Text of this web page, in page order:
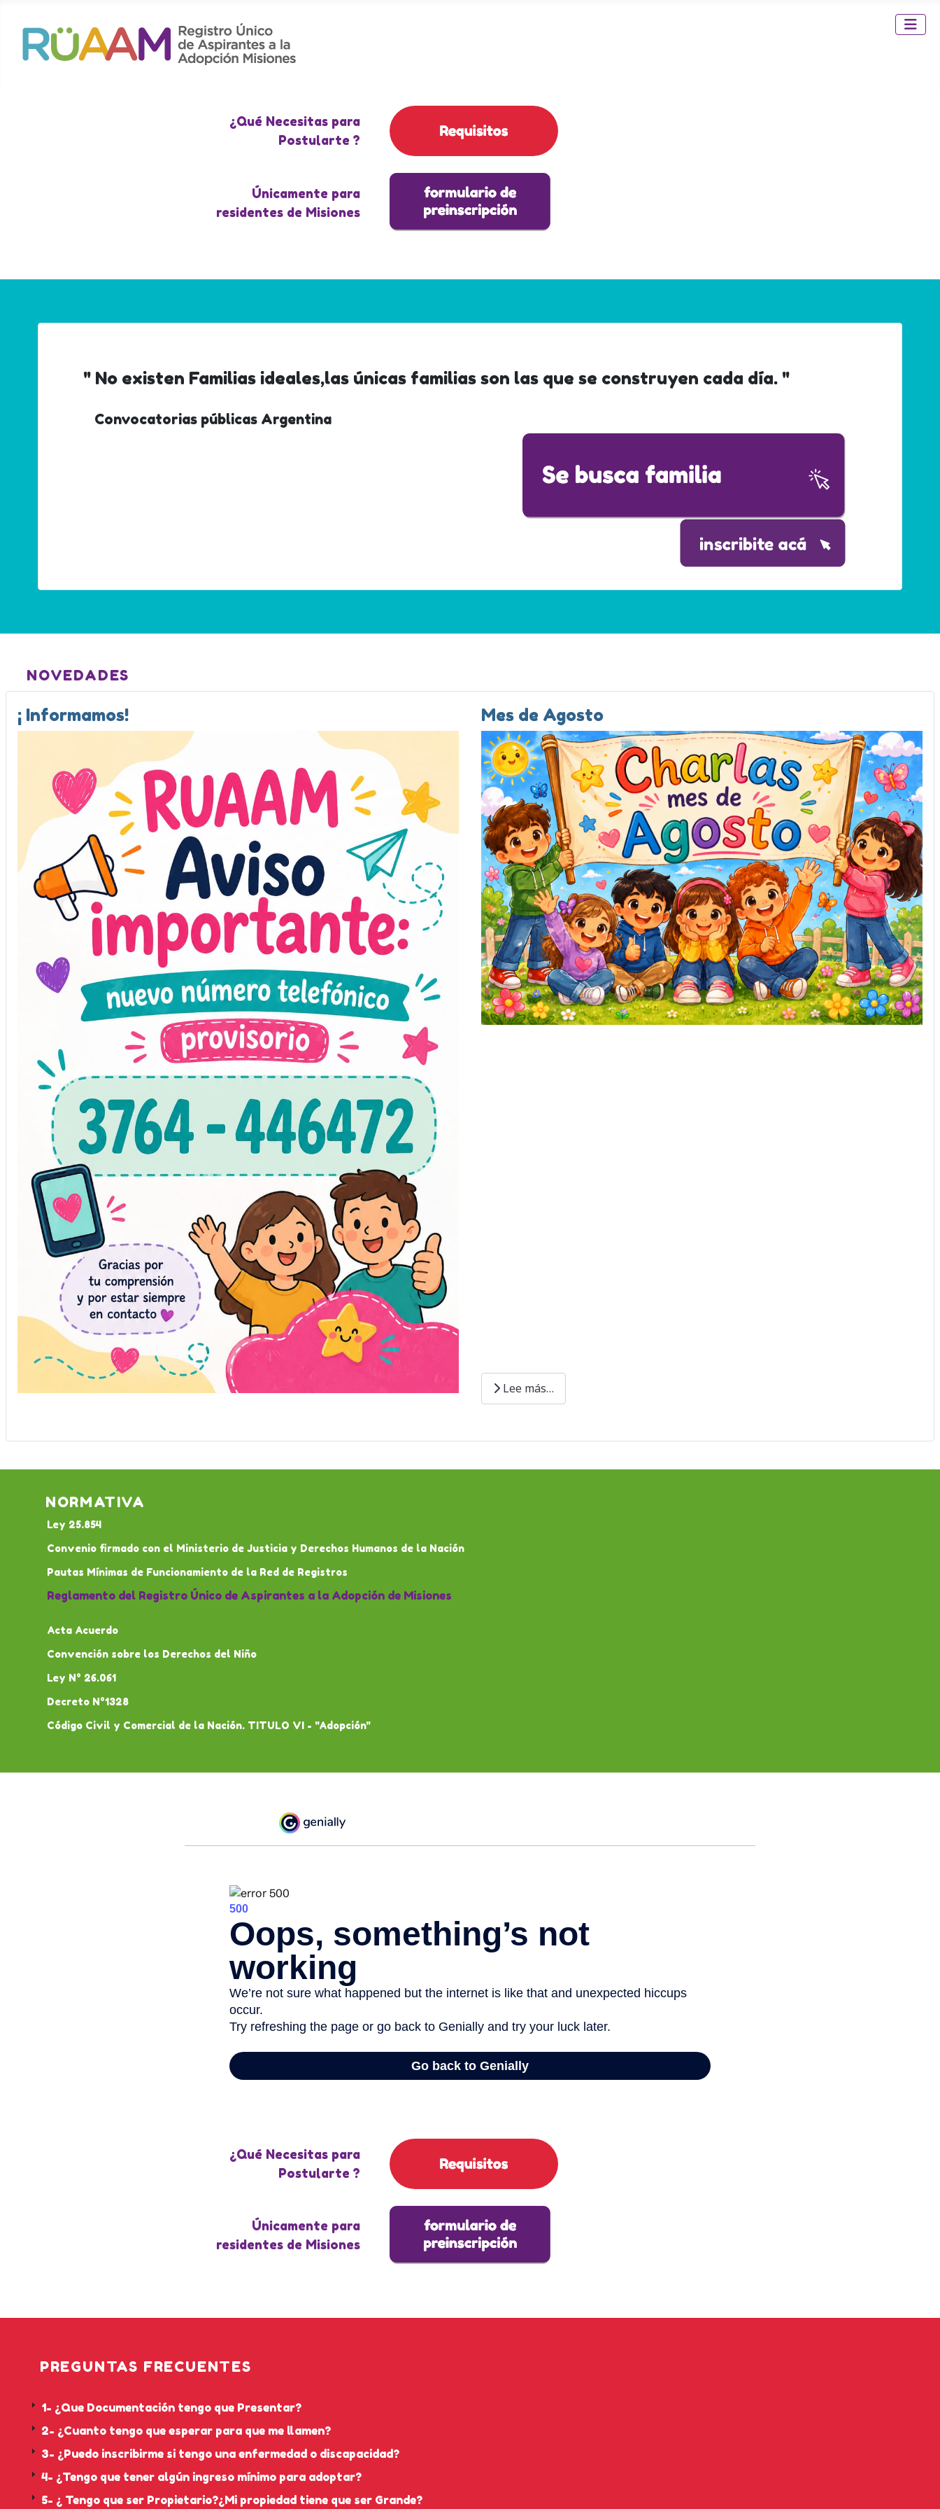
¿Qué Necesitas para
Postularte ?
Únicamente para
residentes de Misiones
" No existen Familias ideales,las únicas familias son las que se construyen cada día. "
Convocatorias públicas Argentina
NOVEDADES
¡ Informamos! Mes de Agosto
Lee más…
NORMATIVA
Ley 25.854
Convenio firmado con el Ministerio de Justicia y Derechos Humanos de la Nación
Pautas Mínimas de Funcionamiento de la Red de Registros
Reglamento del Registro Único de Aspirantes a la Adopción de Misiones
Acta Acuerdo
Convención sobre los Derechos del Niño
Ley N° 26.061
Decreto N°1328
Código Civil y Comercial de la Nación. TITULO VI - "Adopción"
¿Qué Necesitas para
Postularte ?
Únicamente para
residentes de Misiones
PREGUNTAS FRECUENTES
1- ¿Que Documentación tengo que Presentar?
2- ¿Cuanto tengo que esperar para que me llamen?
3- ¿Puedo inscribirme si tengo una enfermedad o discapacidad?
4- ¿Tengo que tener algún ingreso mínimo para adoptar?
5- ¿ Tengo que ser Propietario?¿Mi propiedad tiene que ser Grande?